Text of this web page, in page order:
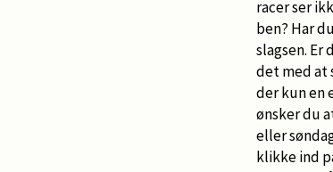
racer ser
ben? Har
slagsen.
det med at
der kun en
ønsker du
eller
klikke ind